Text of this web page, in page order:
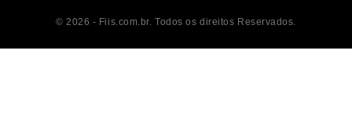
© 2026 - Fiis.com.br. Todos os direitos Reservados.